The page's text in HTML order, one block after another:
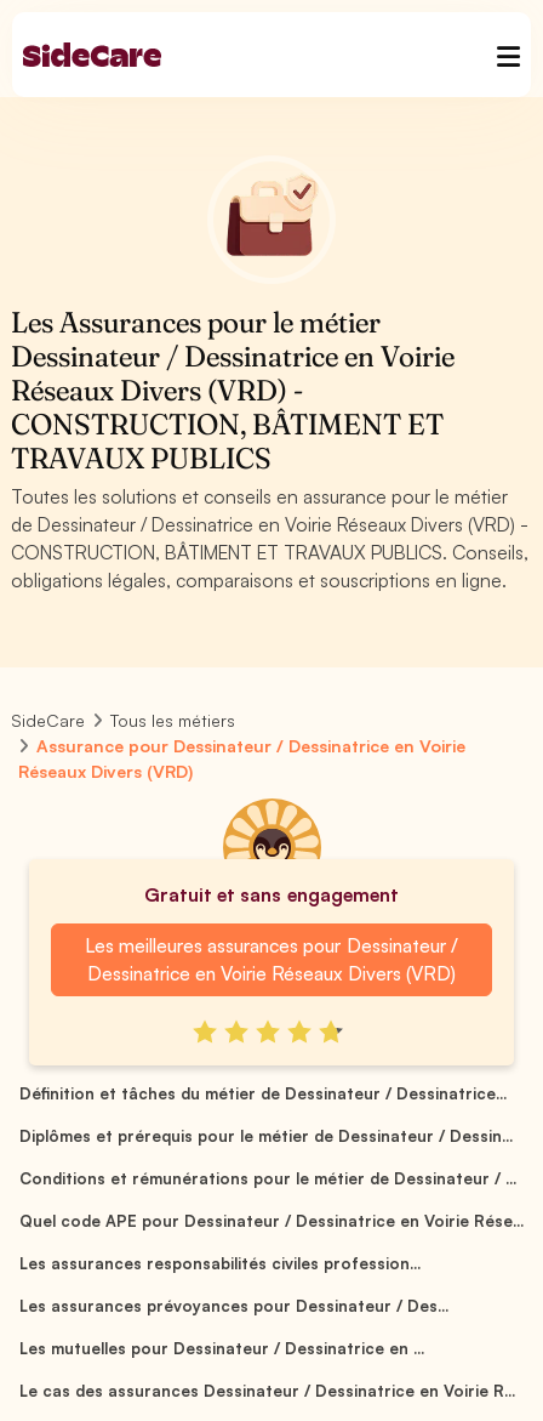
Les Assurances pour le métier
Dessinateur / Dessinatrice en Voirie
Réseaux Divers (VRD) -
CONSTRUCTION, BÂTIMENT ET
TRAVAUX PUBLICS
Toutes les solutions et conseils en assurance pour le métier
de Dessinateur / Dessinatrice en Voirie Réseaux Divers (VRD) -
CONSTRUCTION, BÂTIMENT ET TRAVAUX PUBLICS. Conseils,
obligations légales, comparaisons et souscriptions en ligne.
SideCare
Tous les métiers
Assurance pour Dessinateur / Dessinatrice en Voirie
Réseaux Divers (VRD)
Gratuit et sans engagement
Les meilleures assurances pour Dessinateur /
Dessinatrice en Voirie Réseaux Divers (VRD)
Définition et tâches du métier de Dessinateur / Dessinatrice...
Diplômes et prérequis pour le métier de Dessinateur / Dessin...
Conditions et rémunérations pour le métier de Dessinateur / ...
Quel code APE pour Dessinateur / Dessinatrice en Voirie Rése...
Les assurances responsabilités civiles profession...
Les assurances prévoyances pour Dessinateur / Des...
Les mutuelles pour Dessinateur / Dessinatrice en ...
Le cas des assurances Dessinateur / Dessinatrice en Voirie R...